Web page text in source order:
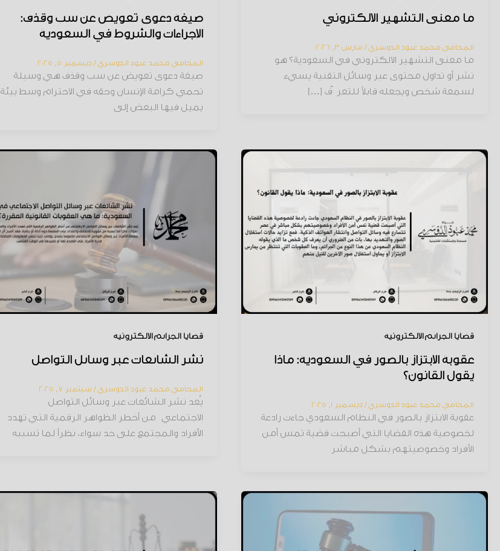
ما معنى التشهير الالكتروني
المحامي محمد عبود الدوسري/ مارس 3, 2026
ما معنى التشهير الالكتروني في السعودية؟ هو
نشر أو تداول محتوى عبر وسائل التقنية يسيء
لسمعة شخص ويجعله قابلاً للتعرّف […]
صيغة دعوى تعويض عن سب وقذف:
الإجراءات والشروط في السعودية
المحامي محمد عبود الدوسري/ ديسمبر 5, 2025
صيغة دعوى تعويض عن سب وقذف هي وسيلة
تحمي كرامة الإنسان وحقه في الاحترام وسط بيئة
يميل فيها البعض إلى
قضايا الجرائم الإلكترونية
عقوبة الابتزاز بالصور في السعودية: ماذا
يقول القانون؟
المحامي محمد عبود الدوسري/ ديسمبر 1, 2025
عقوبة الابتزاز بالصور في النظام السعودي جاءت رادعة
لخصوصية هذه القضايا التي أصبحت قضية تمس أمن
الأفراد وخصوصيتهم بشكل مباشر
قضايا الجرائم الإلكترونية
نشر الشائعات عبر وسائل التواصل
المحامي محمد عبود الدوسري/ سبتمبر 7, 2025
يُعد نشر الشائعات عبر وسائل التواصل
الاجتماعي من أخطر الظواهر الرقمية التي تهدد
الأفراد والمجتمع على حد سواء، نظراً لما تسببه